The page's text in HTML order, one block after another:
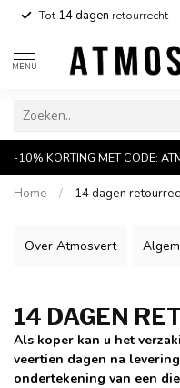
Tot14 dagen retourrecht
MENU
-10% KORTING MET CODE:
Home / 14 dagen
Over Atmosvert
14 DAGEN
Als koper kan u het
veertien dagen na
ondertekening van een